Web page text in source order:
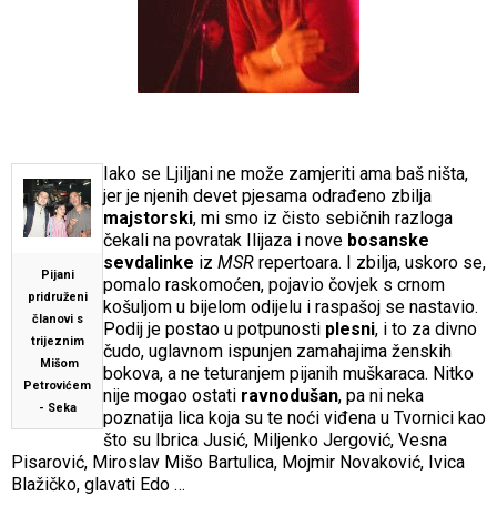
Pijani
pridruženi
članovi s
trijeznim
Mišom
Petrovićem
- Seka
Iako se Ljiljani ne može zamjeriti ama baš ništa,
jer je njenih devet pjesama odrađeno zbilja
majstorski, mi smo iz čisto sebičnih razloga
čekali na povratak Ilijaza i nove bosanske
sevdalinke iz MSR repertoara. I zbilja, uskoro se,
pomalo raskomoćen, pojavio čovjek s crnom
košuljom u bijelom odijelu i raspašoj se nastavio.
Podij je postao u potpunosti plesni, i to za divno
čudo, uglavnom ispunjen zamahajima ženskih
bokova, a ne teturanjem pijanih muškaraca. Nitko
nije mogao ostati ravnodušan, pa ni neka
poznatija lica koja su te noći viđena u Tvornici kao
što su Ibrica Jusić, Miljenko Jergović, Vesna
Pisarović, Miroslav Mišo Bartulica, Mojmir Novaković, Ivica
Blažičko, glavati Edo …